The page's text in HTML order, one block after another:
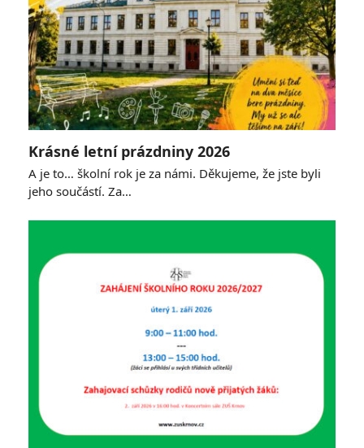
Krásné letní prázdniny 2026
A je to… školní rok je za námi. Děkujeme, že jste byli
jeho součástí. Za…